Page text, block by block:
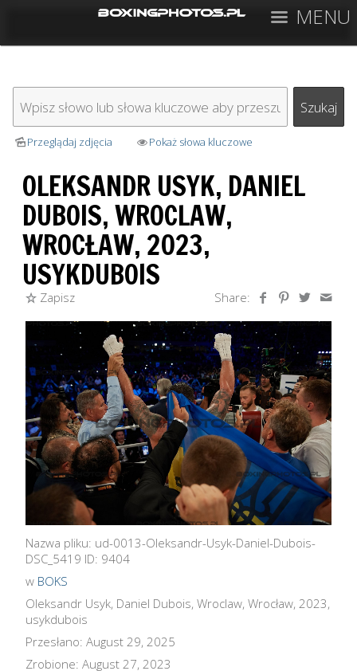
MENU
Przeglądaj zdjęcia Pokaż słowa kluczowe
OLEKSANDR USYK, DANIEL
DUBOIS, WROCLAW,
WROCŁAW, 2023,
USYKDUBOIS
Zapisz Share:
Nazwa pliku: ud-0013-Oleksandr-Usyk-Daniel-Dubois-
DSC_5419 ID: 9404
w BOKS
Oleksandr Usyk, Daniel Dubois, Wroclaw, Wrocław, 2023,
usykdubois
Przesłano: August 29, 2025
Zrobione: August 27, 2023